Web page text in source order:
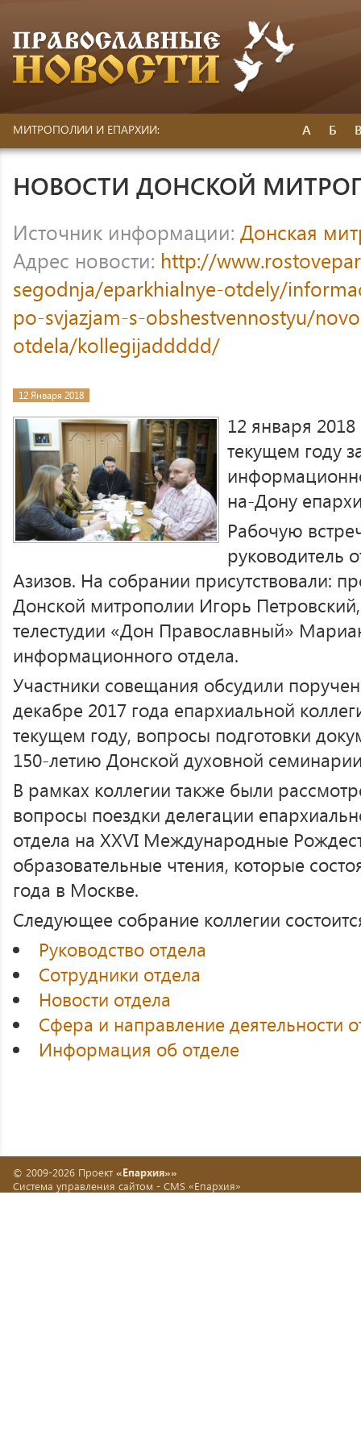
МИТРОПОЛИИ И ЕПАРХИИ: А Б
НОВОСТИ ДОНСКОЙ
Источник информации: Донская
Адрес новости: http://
segodnja/eparkhialnye-otdely/
po-svjazjam-s-obshestvennostyu/
otdela/kollegijaddddd/
12 Января 2018
12 января
текущем году
на-Дону
Рабочую
руководитель
Азизов. На собрании присутствовали:
Донской митрополии Игорь
телестудии «Дон Православный»
информационного отдела.
Участники совещания обсудили
декабре 2017 года епархиальной
текущем году, вопросы подготовки
150-летию Донской духовной
В рамках коллегии также были
вопросы поездки делегации
отдела на XXVI Международные
образовательные чтения, которые
года в Москве.
Следующее собрание коллегии
Руководство отдела
Сотрудники отдела
Новости отдела
Сфера и направление деятельности
Информация об отделе
© 2009-2026 Проект «Епархия»»
Система управления сайтом - CMS «Епархия»